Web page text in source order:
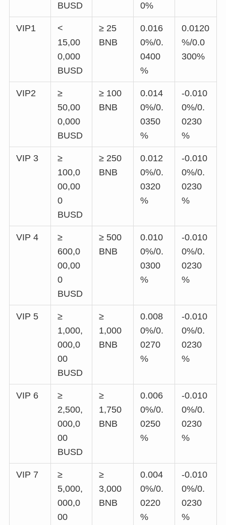
BUSD
0%
VIP1
<
15,00
0,000
BUSD
≥ 25
BNB
0.016
0%/0.
0400
%
0.0120
%/0.0
300%
VIP2
≥
50,00
0,000
BUSD
≥ 100
BNB
0.014
0%/0.
0350
%
-0.010
0%/0.
0230
%
VIP 3
≥
100,0
00,00
0
BUSD
≥ 250
BNB
0.012
0%/0.
0320
%
-0.010
0%/0.
0230
%
VIP 4
≥
600,0
00,00
0
BUSD
≥ 500
BNB
0.010
0%/0.
0300
%
-0.010
0%/0.
0230
%
VIP 5
≥
1,000,
000,0
00
BUSD
≥
1,000
BNB
0.008
0%/0.
0270
%
-0.010
0%/0.
0230
%
VIP 6
≥
2,500,
000,0
00
BUSD
≥
1,750
BNB
0.006
0%/0.
0250
%
-0.010
0%/0.
0230
%
VIP 7
≥
5,000,
000,0
00
≥
3,000
BNB
0.004
0%/0.
0220
%
-0.010
0%/0.
0230
%